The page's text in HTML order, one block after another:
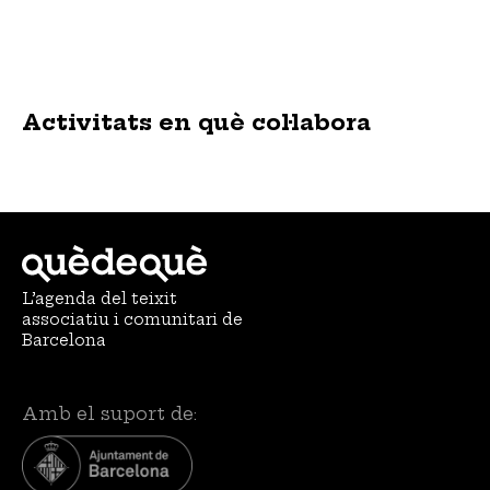
Activitats en què col·labora
L’agenda del teixit
associatiu i comunitari de
Barcelona
Amb el suport de: